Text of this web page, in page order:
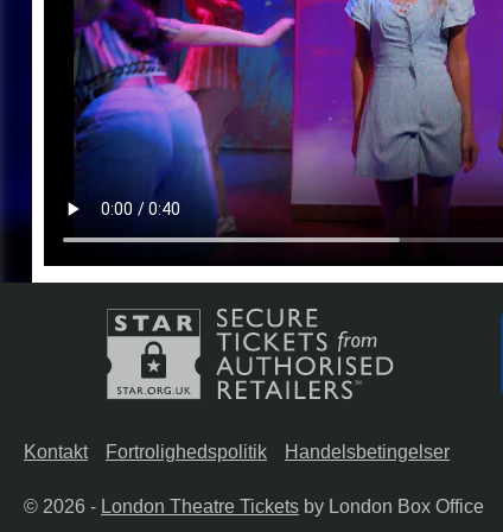
Kontakt Fortrolighedspolitik Handelsbetingelser
© 2026 - London Theatre Tickets by London Box Office